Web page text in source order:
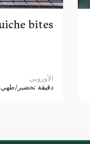
bites
الأوروبي
38 دقيقة تحضير/طهي